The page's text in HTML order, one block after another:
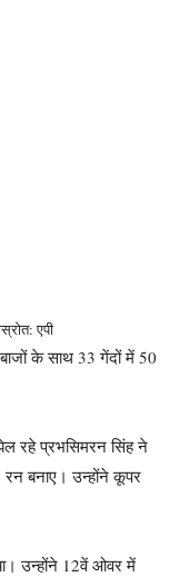
स्रोत: एपी
के साथ 33 गेंदों में 50
रहे प्रभसिमरन सिंह ने
बनाए। उन्होंने कूपर
उन्होंने 12वें ओवर में